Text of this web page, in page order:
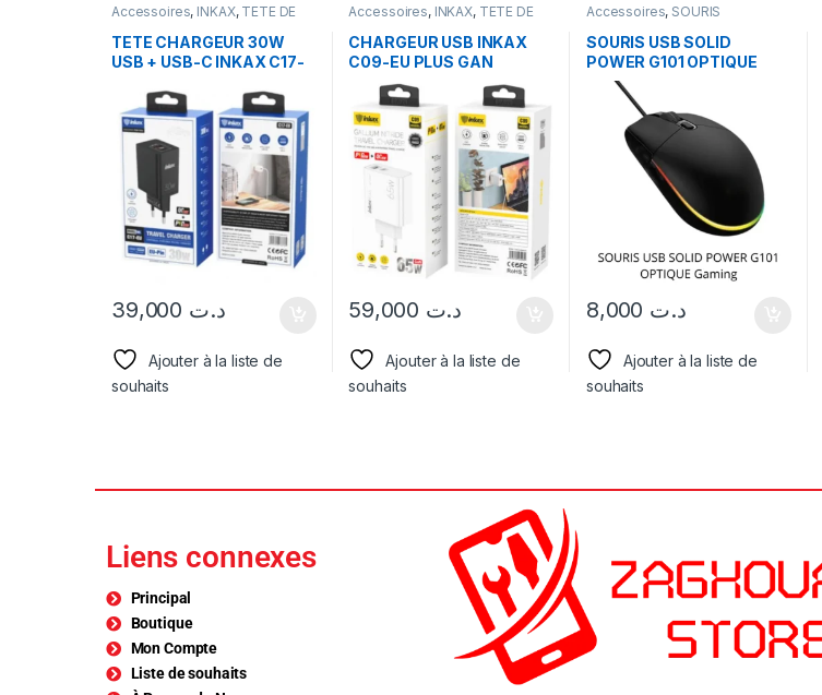
Accessoires, INKAX, TETE DE
TETE CHARGEUR 30W
USB + USB-C INKAX C17-
د.ت
Ajouter à la liste de
souhaits
Accessoires, INKAX, TETE DE
CHARGEUR USB INKAX
C09-EU PLUS GAN
PD65W MAX (USB +
TYPE-C)
د.ت
Ajouter à la liste de
souhaits
Accessoires, SOURIS
SOURIS USB SOLID
POWER G101 OPTIQUE
Gaming
د.ت
Ajouter à la liste de
souhaits
Liens connexes
Principal
Boutique
Mon Compte
Liste de souhaits